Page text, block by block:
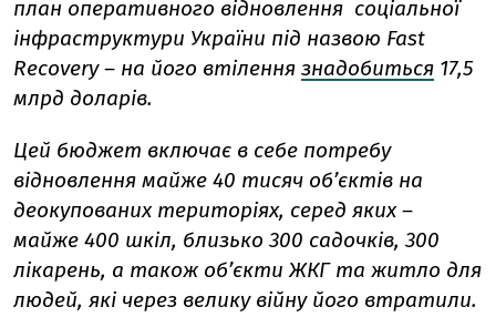
план оперативного відновлення соціальної
інфраструктури України під назвою Fast
Recovery – на його втілення знадобиться 17,5
млрд доларів.
Цей бюджет включає в себе потребу
відновлення майже 40 тисяч об’єктів на
деокупованих територіях, серед яких –
майже 400 шкіл, близько 300 садочків, 300
лікарень, а також об’єкти ЖКГ та житло для
людей, які через велику війну його втратили.